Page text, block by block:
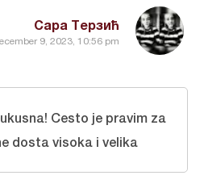
Сара Терзић
9, 2023, 10:56 pm
Cesto je pravim za
dosta visoka i velika